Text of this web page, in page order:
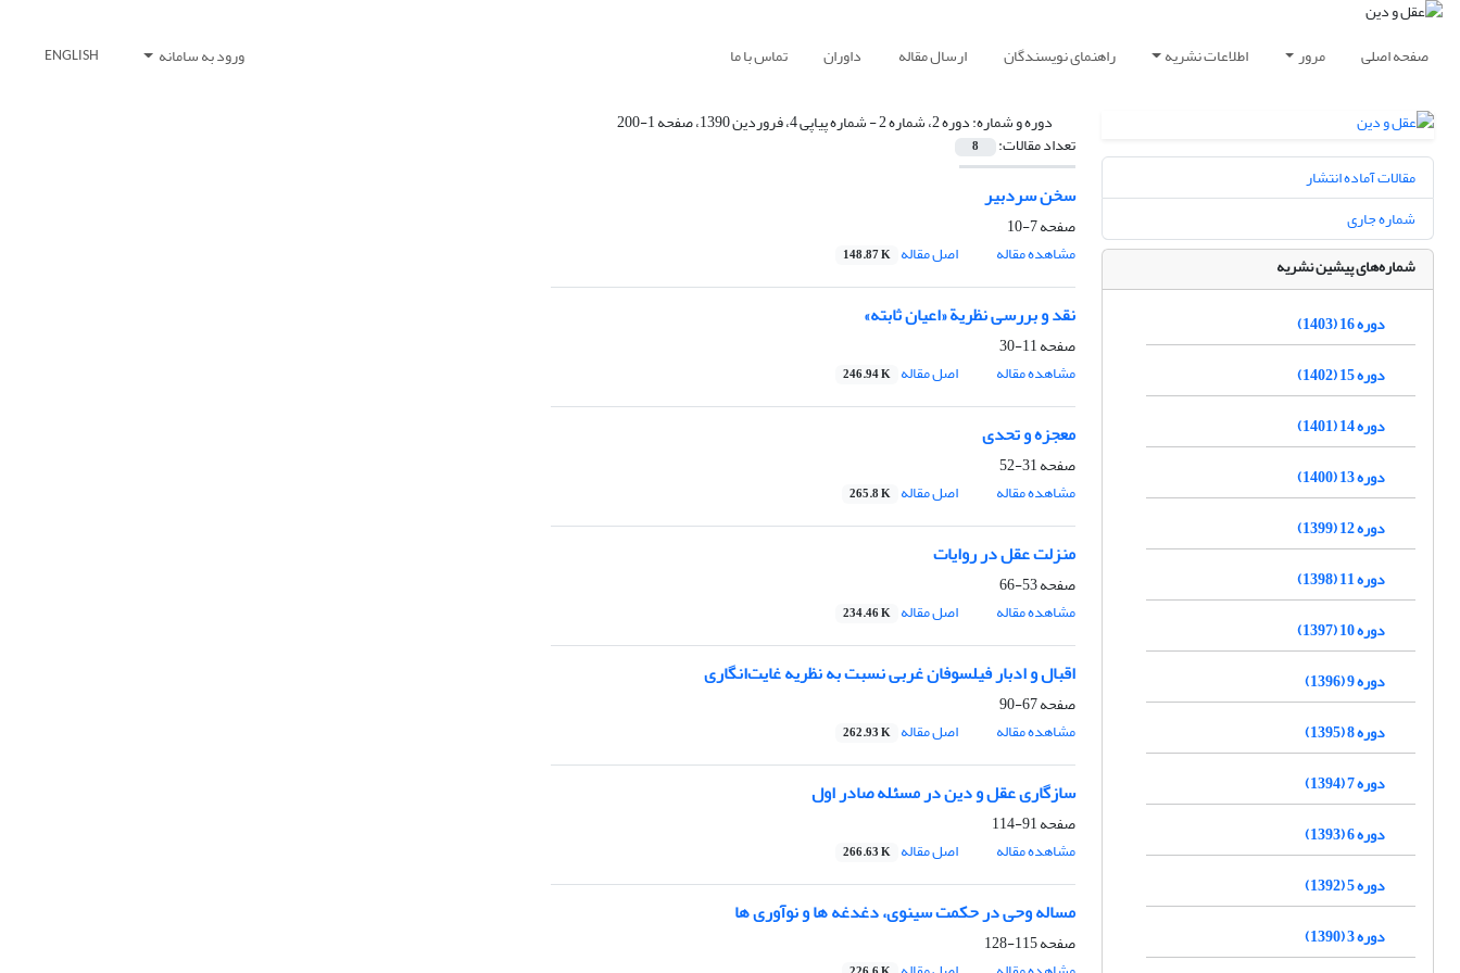
صفحه اصلی مرور اطلاعات نشریه راهنمای نویسندگان ارسال مقاله داوران تماس با ما ورود به سامانه ENGLISH
دوره و شماره:دوره 2، شماره 2 - شماره پیاپی 4، فروردین 1390، صفحه 1-200
تعداد مقالات: 8
سخن سردبیر
صفحه7-10
مشاهده مقاله
اصل مقاله 148.87 K
نقد و بررسی نظریة «اعیان ثابته»
صفحه11-30
مشاهده مقاله
اصل مقاله 246.94 K
معجزه و تحدی
صفحه31-52
مشاهده مقاله
اصل مقاله 265.8 K
منزلت عقل در روایات
صفحه53-66
مشاهده مقاله
اصل مقاله 234.46 K
اقبال و ادبار فیلسوفان غربی نسبت به نظریه غایت‌انگاری
صفحه67-90
مشاهده مقاله
اصل مقاله 262.93 K
سازگاری عقل و دین در مسئله صادر اول
صفحه91-114
مشاهده مقاله
اصل مقاله 266.63 K
مساله وحی در حکمت سینوی، دغدغه ها و نوآوری ها
صفحه115-128
مقالات آماده انتشار
شماره جاری
شماره‌های پیشین نشریه
دوره 16 (1403)
دوره 15 (1402)
دوره 14 (1401)
دوره 13 (1400)
دوره 12 (1399)
دوره 11 (1398)
دوره 10 (1397)
دوره 9 (1396)
دوره 8 (1395)
دوره 7 (1394)
دوره 6 (1393)
دوره 5 (1392)
دوره 3 (1390)